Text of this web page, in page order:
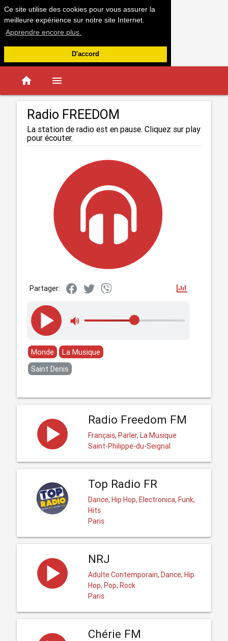
Ce site utilise des cookies pour vous assurer la
meilleure expérience sur notre site Internet.
Apprendre encore plus.
D'accord
home menu
Radio FREEDOM
La station de radio est en pause. Cliquez sur play
pour écouter.
Partager:
Monde
La Musique
Saint Denis
Radio Freedom FM
Français, Parler, La Musique
Saint-Philippe-du-Seignal
Top Radio FR
Dance, Hip Hop, Electronica, Funk,
Hits
Paris
NRJ
Adulte Contemporain, Dance, Hip
Hop, Pop, Rock
Paris
Chérie FM